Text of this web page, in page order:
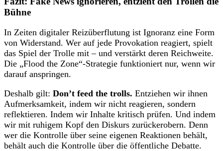
Bühne
In Zeiten digitaler Reizüberflutung ist Ignoranz eine Form
von Widerstand. Wer auf jede Provokation reagiert, spielt
das Spiel der Trolle mit – und verstärkt deren Reichweite.
Die „Flood the Zone“-Strategie funktioniert nur, wenn wir
darauf anspringen.
Deshalb gilt: Don’t feed the trolls. Entziehen wir ihnen
Aufmerksamkeit, indem wir nicht reagieren, sondern
reflektieren. Indem wir Inhalte kritisch prüfen. Und indem
wir mit ruhigem Kopf den Diskurs zurückerobern. Denn
wer die Kontrolle über seine eigenen Reaktionen behält,
behält auch die Kontrolle über die öffentliche Debatte.